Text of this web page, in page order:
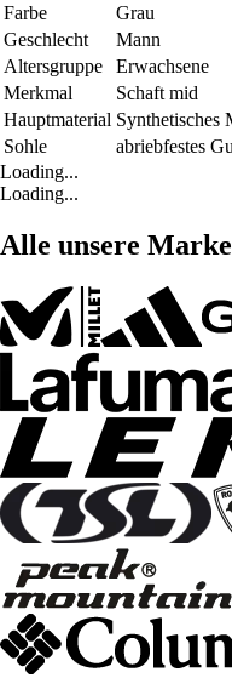
Farbe
Grau
Geschlecht
Mann
Altersgruppe
Erwachsene
Merkmal
Schaft mid
Hauptmaterial Synthetisches
Sohle
abriebfestes
Loading...
Loading...
Alle unsere